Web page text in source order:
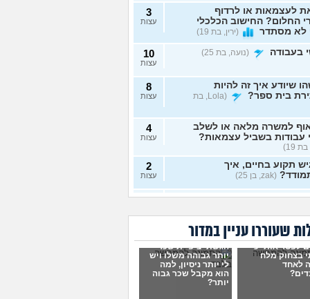
לעצמאות או לרדוף
החלום? החישוב הכלכלי
לא מסתדר
(ירין, בת 19)
3
עצות
בעבודה (נועה, בת 25) 10
עצות
שיודע איך זה להיות
בית ספר?
(Lola, בת
8
עצות
למשרה מלאה או לשלב
עבודות בשביל עצמאות?
19)
4
עצות
תקוע בחיים, איך
(zak, בן 25)
2
עצות
לעשות כסף מתמונות של
שיגלו אותי?
(אליס, בת
7
כמעט הכול בקשר
סלאש לימודים
שאין עתיד
(אנונימית, בת
4
עצות
שעוררו עניין במדור
לפטר אותי כי
בצחוק מלח
לאחד
הגשתי ציפיית שכר
יותר גבוהה משלו ויש
לי יותר ניסיון, למה
הוא מקבל שכר גבוה
יותר?